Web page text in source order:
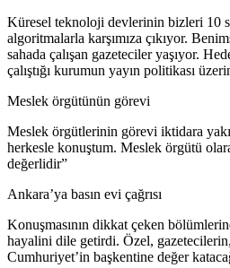
Küresel teknoloji devlerinin bizleri 10
algoritmalarla karşımıza çıkıyor.
sahada çalışan gazeteciler yaşıyor.
çalıştığı kurumun yayın politikası
Meslek örgütünün görevi
Meslek örgütlerinin görevi iktidara
herkesle konuştum. Meslek örgütü
değerlidir”
Ankara’ya basın evi çağrısı
Konuşmasının dikkat çeken
hayalini dile getirdi. Özel,
Cumhuriyet’in başkentine değer